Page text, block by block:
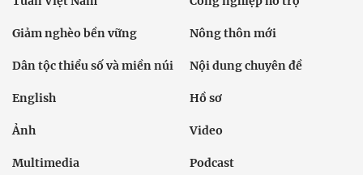
Giảm nghèo bền vững Nông thôn mới
Dân tộc thiểu số và miền núi Nội dung chuyên đề
English Hồ sơ
Ảnh Video
Multimedia Podcast